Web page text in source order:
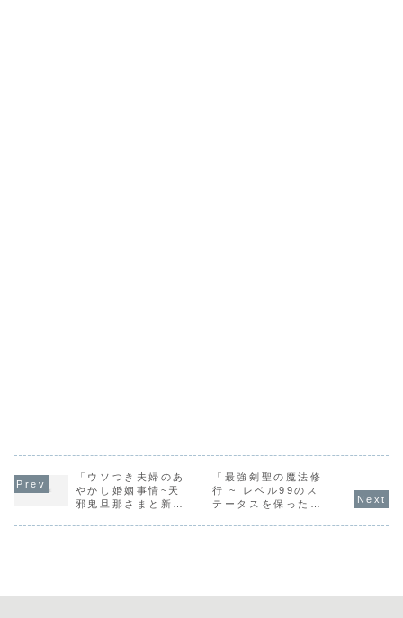
「ウソつき夫婦のあ
やかし婚姻事情~天
邪鬼旦那さまと新婚
「最強剣聖の魔法修
行 ~ レベル99のス
テータスを保ったま